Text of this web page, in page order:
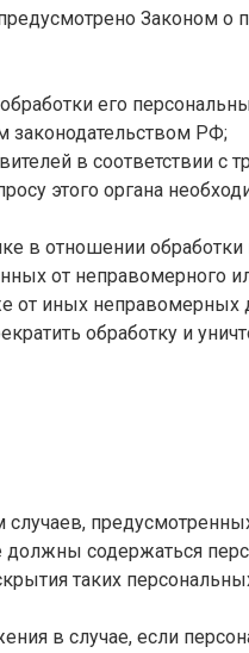
Законом
его
законодательством РФ;
в соответствии с
этого органа
в отношении
от неправомерного
от иных
обработку и
содержаться
таких
в случае, если